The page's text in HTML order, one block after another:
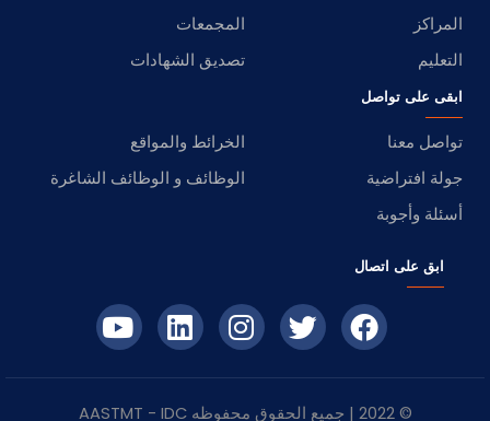
المراكز
المجمعات
التعليم
تصديق الشهادات
ابقى على تواصل
تواصل معنا
الخرائط والمواقع
جولة افتراضية
الوظائف و الوظائف الشاغرة
أسئلة وأجوبة
ابق على اتصال
© 2022 | جميع الحقوق محفوظه IDC
- AASTMT